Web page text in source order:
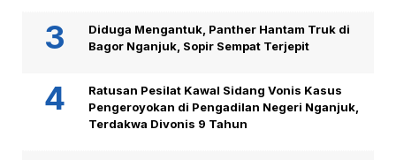
Diduga Mengantuk, Panther Hantam Truk di
Bagor Nganjuk, Sopir Sempat Terjepit
Ratusan Pesilat Kawal Sidang Vonis Kasus
Pengeroyokan di Pengadilan Negeri Nganjuk,
Terdakwa Divonis 9 Tahun